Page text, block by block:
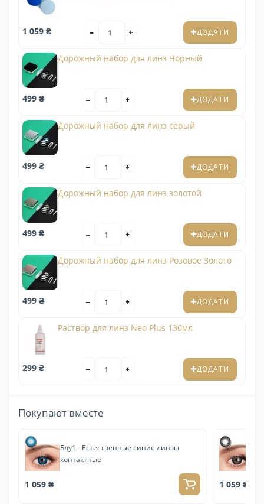
1 059 ₴ ДОДАТИ
Дорожный набор для линз Чорный
499 ₴ ДОДАТИ
Дорожный набор для линз серый
499 ₴ ДОДАТИ
Дорожный набор для линз золотой
499 ₴ ДОДАТИ
Дорожный набор для линз Розовое Золото
499 ₴ ДОДАТИ
Раствор для линз Neo Plus 130мл
299 ₴ ДОДАТИ
Покупают вместе
Блу1 - Естественные синие линзы
контактные
1 059 ₴ 1 059 ₴